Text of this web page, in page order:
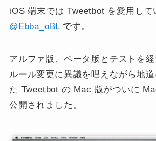
iOS 端末では Tweetbot を愛用して
@Ebba_oBL です。
アルファ版、ベータ版とテストを
ルール変更に異議を唱えながら地
た Tweetbot の Mac 版がついに
公開されました。